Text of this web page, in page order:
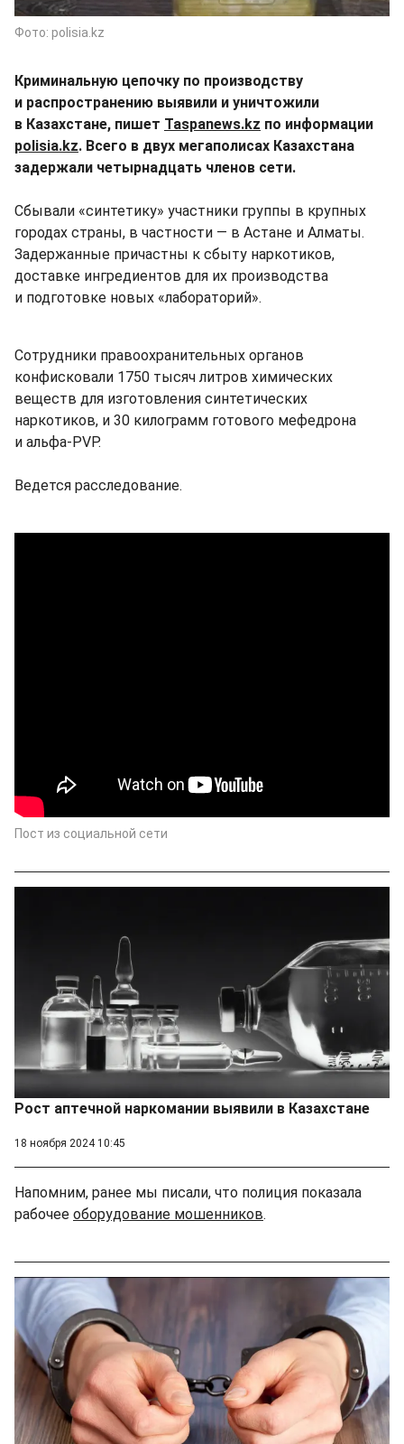
Фото: polisia.kz
Криминальную цепочку по производству
и распространению выявили и уничтожили
в Казахстане, пишет Taspanews.kz по информации
polisia.kz. Всего в двух мегаполисах Казахстана
задержали четырнадцать членов сети.
Сбывали «синтетику» участники группы в крупных
городах страны, в частности — в Астане и Алматы.
Задержанные причастны к сбыту наркотиков,
доставке ингредиентов для их производства
и подготовке новых «лабораторий».
Сотрудники правоохранительных органов
конфисковали 1750 тысяч литров химических
веществ для изготовления синтетических
наркотиков, и 30 килограмм готового мефедрона
и альфа-PVP.
Ведется расследование.
Пост из социальной сети
Рост аптечной наркомании выявили в Казахстане
18 ноября 2024 10:45
Напомним, ранее мы писали, что полиция показала
рабочее оборудование мошенников.